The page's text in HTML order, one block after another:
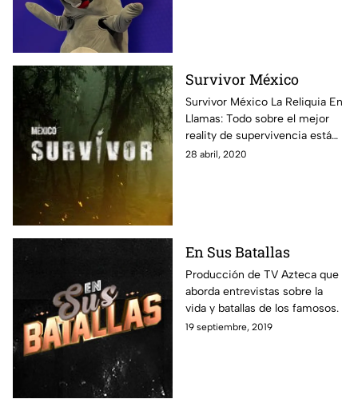
Survivor México
Survivor México La Reliquia En
Llamas: Todo sobre el mejor
reality de supervivencia está
aquí: fotos, notas y todos los
28 abril, 2020
En Sus Batallas
Producción de TV Azteca que
aborda entrevistas sobre la
vida y batallas de los famosos.
19 septiembre, 2019